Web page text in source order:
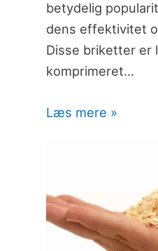
betydelig
dens effektivitet
Disse briketter er
komprimeret…
Læs mere »